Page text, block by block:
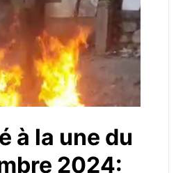
à la une du
2024: